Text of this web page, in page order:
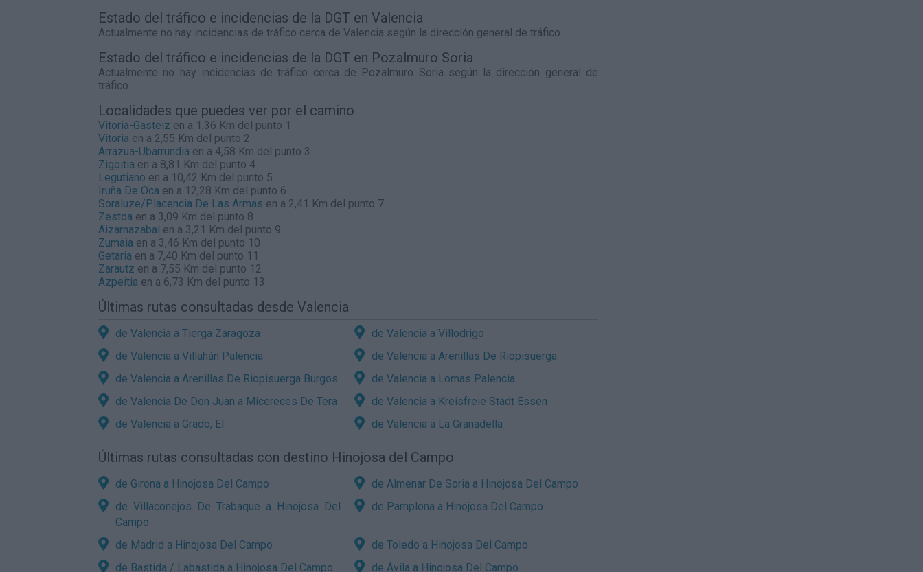
Estado del tráfico e incidencias de la DGT en Valencia
Actualmente no hay incidencias de tráfico cerca de Valencia según la dirección general de tráfico
Estado del tráfico e incidencias de la DGT en Pozalmuro Soria
Actualmente no hay incidencias de tráfico cerca de Pozalmuro Soria según la dirección general de
tráfico
Localidades que puedes ver por el camino
Vitoria-Gasteiz en a 1,36 Km del punto 1
Vitoria en a 2,55 Km del punto 2
Arrazua-Ubarrundia en a 4,58 Km del punto 3
Zigoitia en a 8,81 Km del punto 4
Legutiano en a 10,42 Km del punto 5
Iruña De Oca en a 12,28 Km del punto 6
Soraluze/Placencia De Las Armas en a 2,41 Km del punto 7
Zestoa en a 3,09 Km del punto 8
Aizarnazabal en a 3,21 Km del punto 9
Zumaia en a 3,46 Km del punto 10
Getaria en a 7,40 Km del punto 11
Zarautz en a 7,55 Km del punto 12
Azpeitia en a 6,73 Km del punto 13
Últimas rutas consultadas desde Valencia
de Valencia a Tierga Zaragoza
de Valencia a Villodrigo
de Valencia a Villahán Palencia
de Valencia a Arenillas De Riopisuerga
de Valencia a Arenillas De Riopisuerga Burgos
de Valencia a Lomas Palencia
de Valencia De Don Juan a Micereces De Tera
de Valencia a Kreisfreie Stadt Essen
de Valencia a Grado, El
de Valencia a La Granadella
Últimas rutas consultadas con destino Hinojosa del Campo
de Girona a Hinojosa Del Campo
de Almenar De Soria a Hinojosa Del Campo
de Villaconejos De Trabaque a Hinojosa Del
Campo
de Pamplona a Hinojosa Del Campo
de Madrid a Hinojosa Del Campo
de Toledo a Hinojosa Del Campo
de Bastida / Labastida a Hinojosa Del Campo
de Ávila a Hinojosa Del Campo